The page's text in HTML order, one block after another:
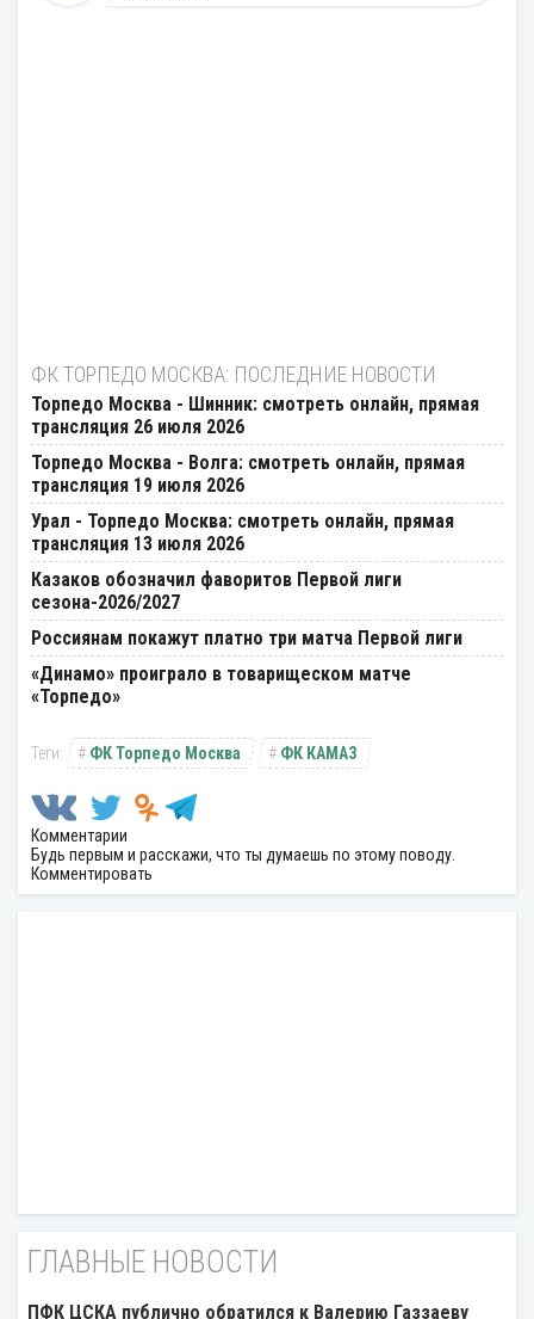
ФК ТОРПЕДО МОСКВА: ПОСЛЕДНИЕ НОВОСТИ
Торпедо Москва - Шинник: смотреть онлайн, прямая
трансляция 26 июля 2026
Торпедо Москва - Волга: смотреть онлайн, прямая
трансляция 19 июля 2026
Урал - Торпедо Москва: смотреть онлайн, прямая
трансляция 13 июля 2026
Казаков обозначил фаворитов Первой лиги
сезона-2026/2027
Россиянам покажут платно три матча Первой лиги
«Динамо» проиграло в товарищеском матче
«Торпедо»
ФК Торпедо Москва ФК КАМАЗ
Комментарии
Будь первым и расскажи, что ты думаешь по этому поводу.
Комментировать
ГЛАВНЫЕ НОВОСТИ
ПФК ЦСКА публично обратился к Валерию Газзаеву